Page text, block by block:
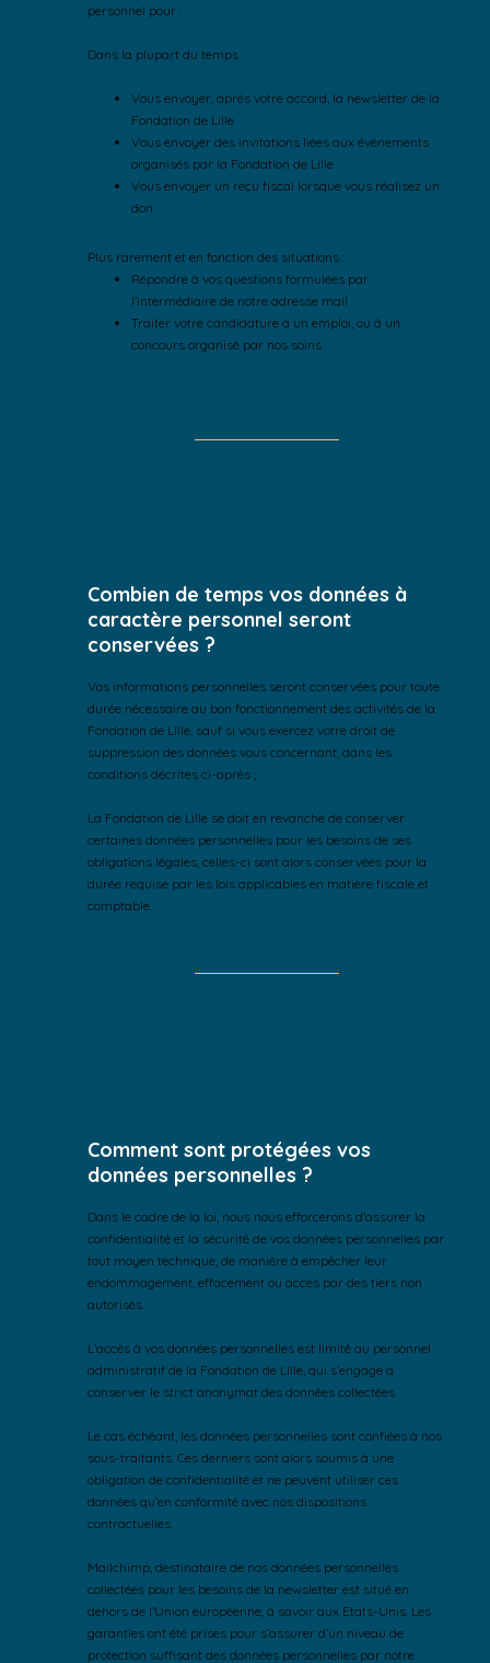
personnel pour :
Dans la plupart du temps :
Vous envoyer, après votre accord, la newsletter de la
Fondation de Lille
Vous envoyer des invitations liées aux événements
organisés par la Fondation de Lille
Vous envoyer un reçu fiscal lorsque vous réalisez un
don
Plus rarement et en fonction des situations :
Répondre à vos questions formulées par
l’intermédiaire de notre adresse mail
Traiter votre candidature à un emploi, ou à un
concours organisé par nos soins
Combien de temps vos données à
caractère personnel seront
conservées ?
Vos informations personnelles seront conservées pour toute
durée nécessaire au bon fonctionnement des activités de la
Fondation de Lille, sauf si vous exercez votre droit de
suppression des données vous concernant, dans les
conditions décrites ci-après ;
La Fondation de Lille se doit en revanche de conserver
certaines données personnelles pour les besoins de ses
obligations légales, celles-ci sont alors conservées pour la
durée requise par les lois applicables en matière fiscale et
comptable.
Comment sont protégées vos
données personnelles ?
Dans le cadre de la loi, nous nous efforcerons d’assurer la
confidentialité et la sécurité de vos données personnelles par
tout moyen technique, de manière à empêcher leur
endommagement, effacement ou accès par des tiers non
autorisés.
L’accès à vos données personnelles est limité au personnel
administratif de la Fondation de Lille, qui s’engage à
conserver le strict anonymat des données collectées.
Le cas échéant, les données personnelles sont confiées à nos
sous-traitants. Ces derniers sont alors soumis à une
obligation de confidentialité et ne peuvent utiliser ces
données qu’en conformité avec nos dispositions
contractuelles.
Mailchimp, destinataire de nos données personnelles
collectées pour les besoins de la newsletter est situé en
dehors de l’Union européenne, à savoir aux Etats-Unis. Les
garanties ont été prises pour s’assurer d’un niveau de
protection suffisant des données personnelles par notre